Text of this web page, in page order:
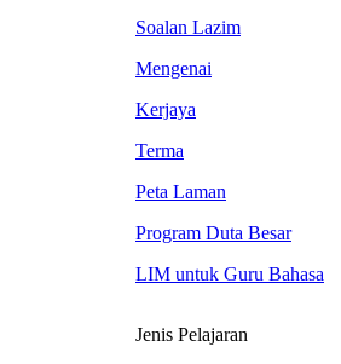
Soalan Lazim
Mengenai
Kerjaya
Terma
Peta Laman
Program Duta Besar
LIM untuk Guru Bahasa
Jenis Pelajaran